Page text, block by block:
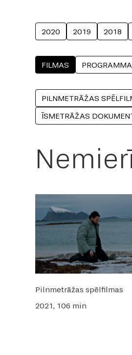
2020 2019 2018
FILMAS PROGRAMMA
PILNMETRĀŽAS
ĪSMETRĀŽAS
Pilnmetrāžas spēlfilmas
2021, 106 min